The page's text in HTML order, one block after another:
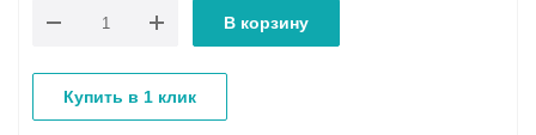
В корзину
Купить в 1 клик